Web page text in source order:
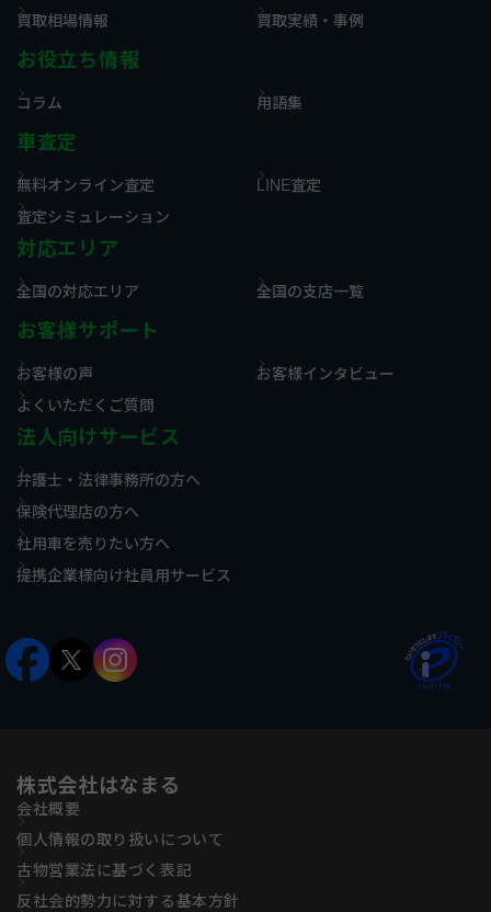
買取相場情報
買取実績・事例
お役立ち情報
コラム 用語集
車査定
無料オンライン査定
LINE査定
査定シミュレーション
対応エリア
全国の対応エリア 全国の支店一覧
お客様サポート
お客様の声
お客様インタビュー
よくいただくご質問
法人向けサービス
弁護士・法律事務所の方へ
保険代理店の方へ
社用車を売りたい方へ
提携企業様向け社員用サービス
株式会社はなまる
会社概要
個人情報の取り扱いについて
古物営業法に基づく表記
反社会的勢力に対する基本方針